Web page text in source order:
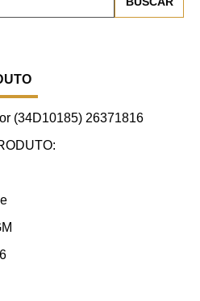
(34D10185) 26371816